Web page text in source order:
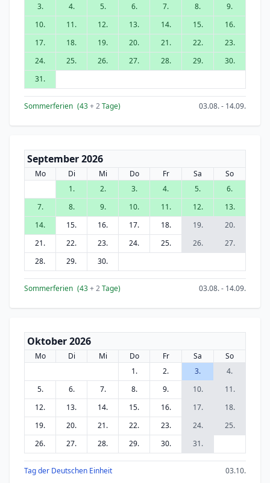
3.
4. 5. 6. 7. 8.
9.
10.
11. 12. 13. 14. 15.
16.
17.
18. 19. 20. 21. 22.
23.
24.
25. 26. 27. 28. 29.
30.
31.
Sommerferien (43+ 2Tage) 03.08. - 14.09.
September 2026
Mo Di Mi Do Fr Sa
So
1.
2. 3. 4. 5.
6.
7.
8. 9. 10. 11. 12.
13.
14.
15. 16. 17. 18. 19.
20.
21.
22. 23. 24. 25. 26.
27.
28.
29. 30.
Sommerferien (43+ 2Tage) 03.08. - 14.09.
Oktober 2026
Mo Di Mi Do Fr Sa
So
1.
2. 3.
4.
5.
6. 7. 8. 9. 10.
11.
12.
13. 14. 15. 16. 17.
18.
19.
20. 21. 22. 23. 24.
25.
26.
27. 28. 29. 30. 31.
Tag der Deutschen Einheit 03.10.